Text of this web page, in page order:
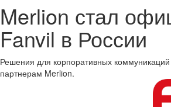
Merlion стал
Fanvil в России
Решения для корпоративных коммуникаций
партнерам Merlion.